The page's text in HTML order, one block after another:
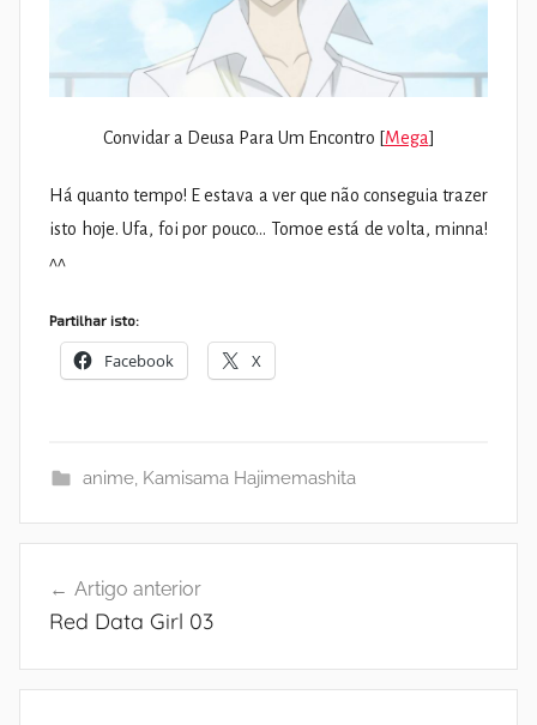
Convidar a Deusa Para Um Encontro [Mega]
Há quanto tempo! E estava a ver que não conseguia trazer
isto hoje. Ufa, foi por pouco… Tomoe está de volta, minna!
^^
Partilhar isto:
Facebook X
anime, Kamisama Hajimemashita
de
Artigo anterior
Red Data Girl 03